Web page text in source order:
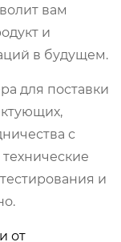
вам
и
в будущем.
для поставки
с
и
от